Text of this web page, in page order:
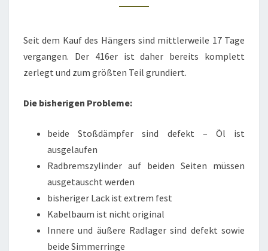
ES
…
Seit dem Kauf des Hängers sind mittlerweile 17 Tage
vergangen. Der 416er ist daher bereits komplett
zerlegt und zum größten Teil grundiert.
Die bisherigen Probleme:
beide Stoßdämpfer sind defekt – Öl ist
ausgelaufen
Radbremszylinder auf beiden Seiten müssen
ausgetauscht werden
bisheriger Lack ist extrem fest
Kabelbaum ist nicht original
Innere und äußere Radlager sind defekt sowie
beide Simmerringe